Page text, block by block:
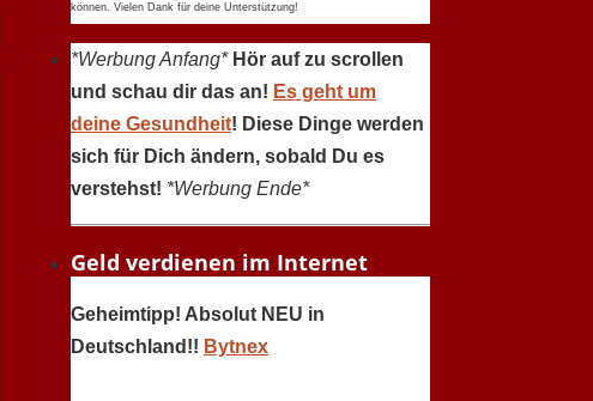
können. Vielen Dank für deine Unterstützung!
*Werbung Anfang* Hör auf zu scrollen
und schau dir das an! Es geht um
deine Gesundheit! Diese Dinge werden
sich für Dich ändern, sobald Du es
verstehst! *Werbung Ende*
Geld verdienen im Internet
Geheimtipp! Absolut NEU in
Deutschland!! Bytnex